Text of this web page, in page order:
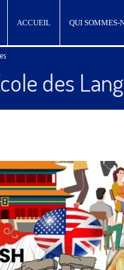
ACCUEIL QUI SOMMES-
des